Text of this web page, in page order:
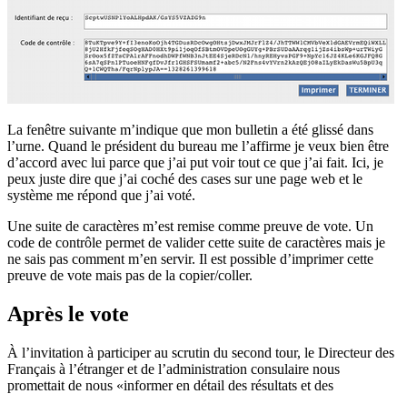
La fenêtre suivante m’indique que mon bulletin a été glissé dans
l’urne. Quand le président du bureau me l’affirme je veux bien être
d’accord avec lui parce que j’ai put voir tout ce que j’ai fait. Ici, je
peux juste dire que j’ai coché des cases sur une page web et le
système me répond que j’ai voté.
Une suite de caractères m’est remise comme preuve de vote. Un
code de contrôle permet de valider cette suite de caractères mais je
ne sais pas comment m’en servir. Il est possible d’imprimer cette
preuve de vote mais pas de la copier/coller.
Après le vote
À l’invitation à participer au scrutin du second tour, le Directeur des
Français à l’étranger et de l’administration consulaire nous
promettait de nous «informer en détail des résultats et des